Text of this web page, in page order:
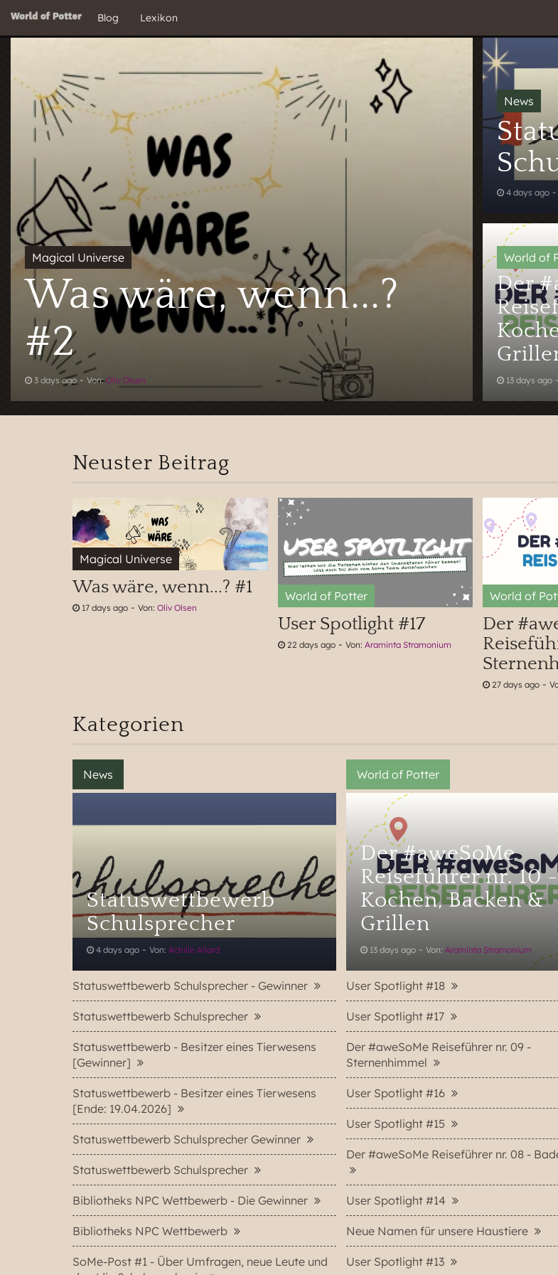
Blog Lexikon
Was wäre, wenn...?
#2
3 days ago- Von:Oliv Olsen
4 days ago -
Der
13 days ago -
Neuster Beitrag
Was wäre, wenn...? #1
17 days ago - Von: Oliv Olsen
User Spotlight #17
22 days ago- Von: Araminta Stramonium
Der
27 days ago -
Kategorien
Statuswettbewerb
Schulsprecher
4 days ago - Von: Achille Allard
Statuswettbewerb Schulsprecher - Gewinner
Statuswettbewerb Schulsprecher
Statuswettbewerb - Besitzer eines Tierwesens
[Gewinner]
Statuswettbewerb - Besitzer eines Tierwesens
[Ende: 19.04.2026]
Statuswettbewerb Schulsprecher Gewinner
Statuswettbewerb Schulsprecher
Bibliotheks NPC Wettbewerb - Die Gewinner
Bibliotheks NPC Wettbewerb
SoMe-Post #1 - Über Umfragen, neue Leute und
Der #aweSoMe
Reiseführer nr. 10 -
Kochen, Backen &
Grillen
13 days ago- Von: Araminta Stramonium
User Spotlight #18
User Spotlight #17
Der #aweSoMe Reiseführer nr. 09 -
Sternenhimmel
User Spotlight #16
User Spotlight #15
Der #aweSoMe Reiseführer nr. 08 -
User Spotlight #14
Neue Namen für unsere Haustiere
User Spotlight #13